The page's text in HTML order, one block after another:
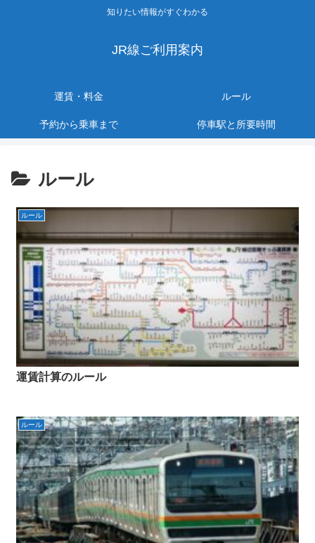
知りたい情報がすぐわかる
JR線ご利用案内
運賃・料金 ルール
予約から乗車まで 停車駅と所要時間
ルール
ルール
運賃計算のルール
ルール